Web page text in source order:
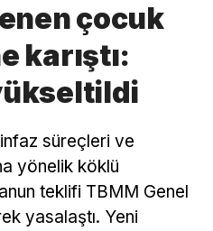
çocuk
karıştı:
süreçleri ve
yönelik köklü
teklifi TBMM Genel
yasalaştı. Yeni